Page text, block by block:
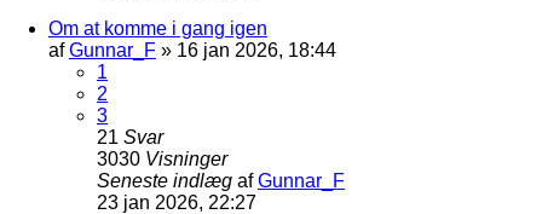
Om at komme i gang igen
afGunnar_F » 16 jan 2026, 18:44
1
2
3
21 Svar
3030 Visninger
Seneste indlæg afGunnar_F
23 jan 2026, 22:27